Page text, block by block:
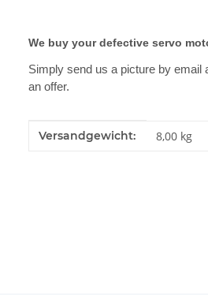
We buy your defective servo
Simply send us a picture by email
an offer.
Produkteigenschaft
Wert
Versandgewicht: 8,00 kg